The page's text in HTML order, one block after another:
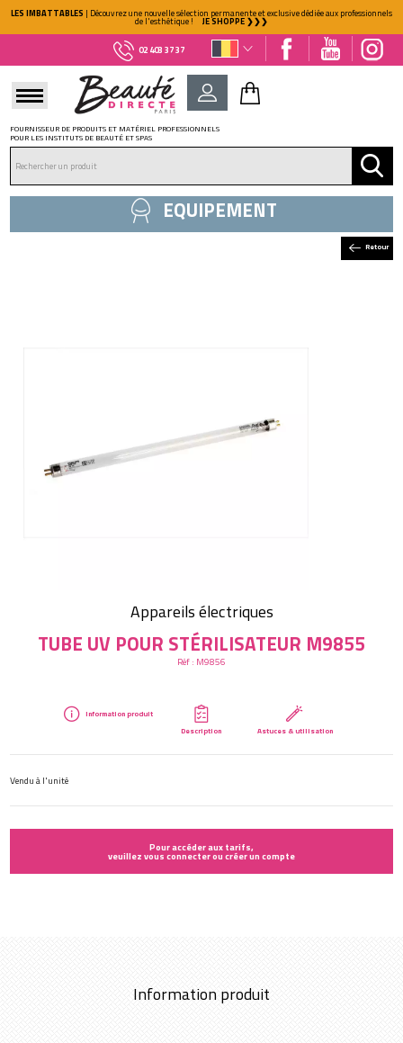
LES IMBATTABLES | Découvrez une nouvelle sélection permanente et exclusive dédiée aux professionnels
de l'esthétique ! JE SHOPPE ❯❯❯
02 403 37 37
FOURNISSEUR DE PRODUITS ET MATÉRIEL PROFESSIONNELS
POUR LES INSTITUTS DE BEAUTÉ ET SPAS
Retour
EQUIPEMENT
Appareils électriques
TUBE UV POUR STÉRILISATEUR M9855
Réf : M9856
Information produit
Description
Astuces & utilisation
Vendu à l'unité
Pour accéder aux tarifs,
veuillez vous connecter ou créer un compte
Information produit